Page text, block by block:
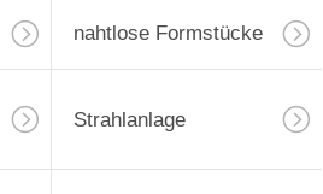
nahtlose Formstücke
Strahlanlage